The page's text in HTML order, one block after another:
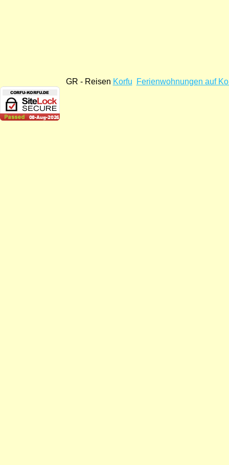
GR - Reisen Korfu Ferienwohnungen auf